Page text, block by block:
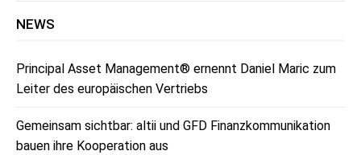
NEWS
Principal Asset Management® ernennt Daniel Maric zum
Leiter des europäischen Vertriebs
Gemeinsam sichtbar: altii und GFD Finanzkommunikation
bauen ihre Kooperation aus